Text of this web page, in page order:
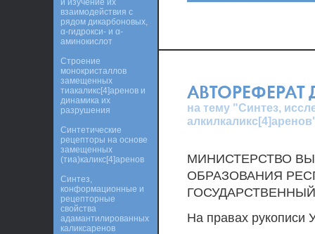
АВТОРЕФЕРАТ
на тему "Синтез,
МИНИСТЕРСТВО
ОБРАЗОВАНИЯ
На правах рукописи
и изучение их
взаимодействия с
рядом дикарбоновых,
α-гидрокси- и α-
аминокислот
Строение
монокристаллов
замещенных
тиакаликс[4]аренов и
динамика их
разрушения
Синтетические
рецепторы на основе
замещенных
(тиа)каликс[4]аренов
Синтез,
конформационные и
рецепторные
свойства
адамантилированных
каликсаренов